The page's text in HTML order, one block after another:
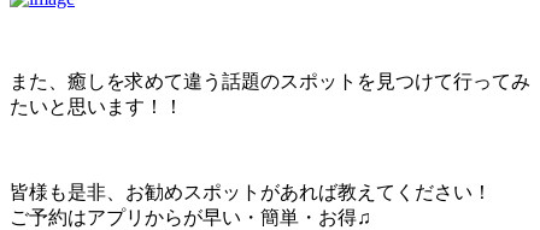
また、癒しを求めて違う話題のスポットを見つけて行ってみ
たいと思います！！
皆様も是非、お勧めスポットがあれば教えてください！
ご予約はアプリからが早い・簡単・お得♫